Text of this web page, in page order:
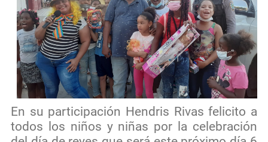
En su participación Hendris Rivas felicito a
todos los niños y niñas por la celebración